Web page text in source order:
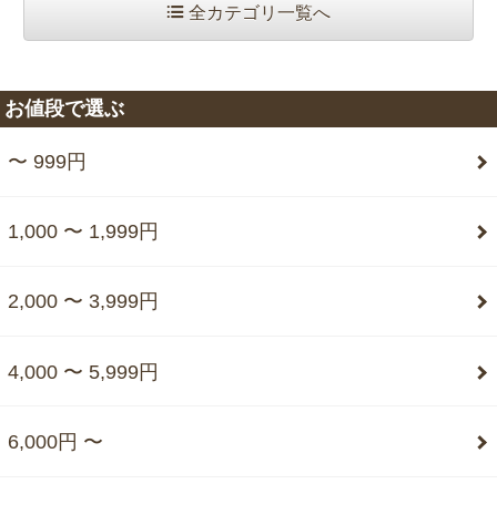
全カテゴリ一覧へ
お値段で選ぶ
〜 999円
1,000 〜 1,999円
2,000 〜 3,999円
4,000 〜 5,999円
6,000円 〜